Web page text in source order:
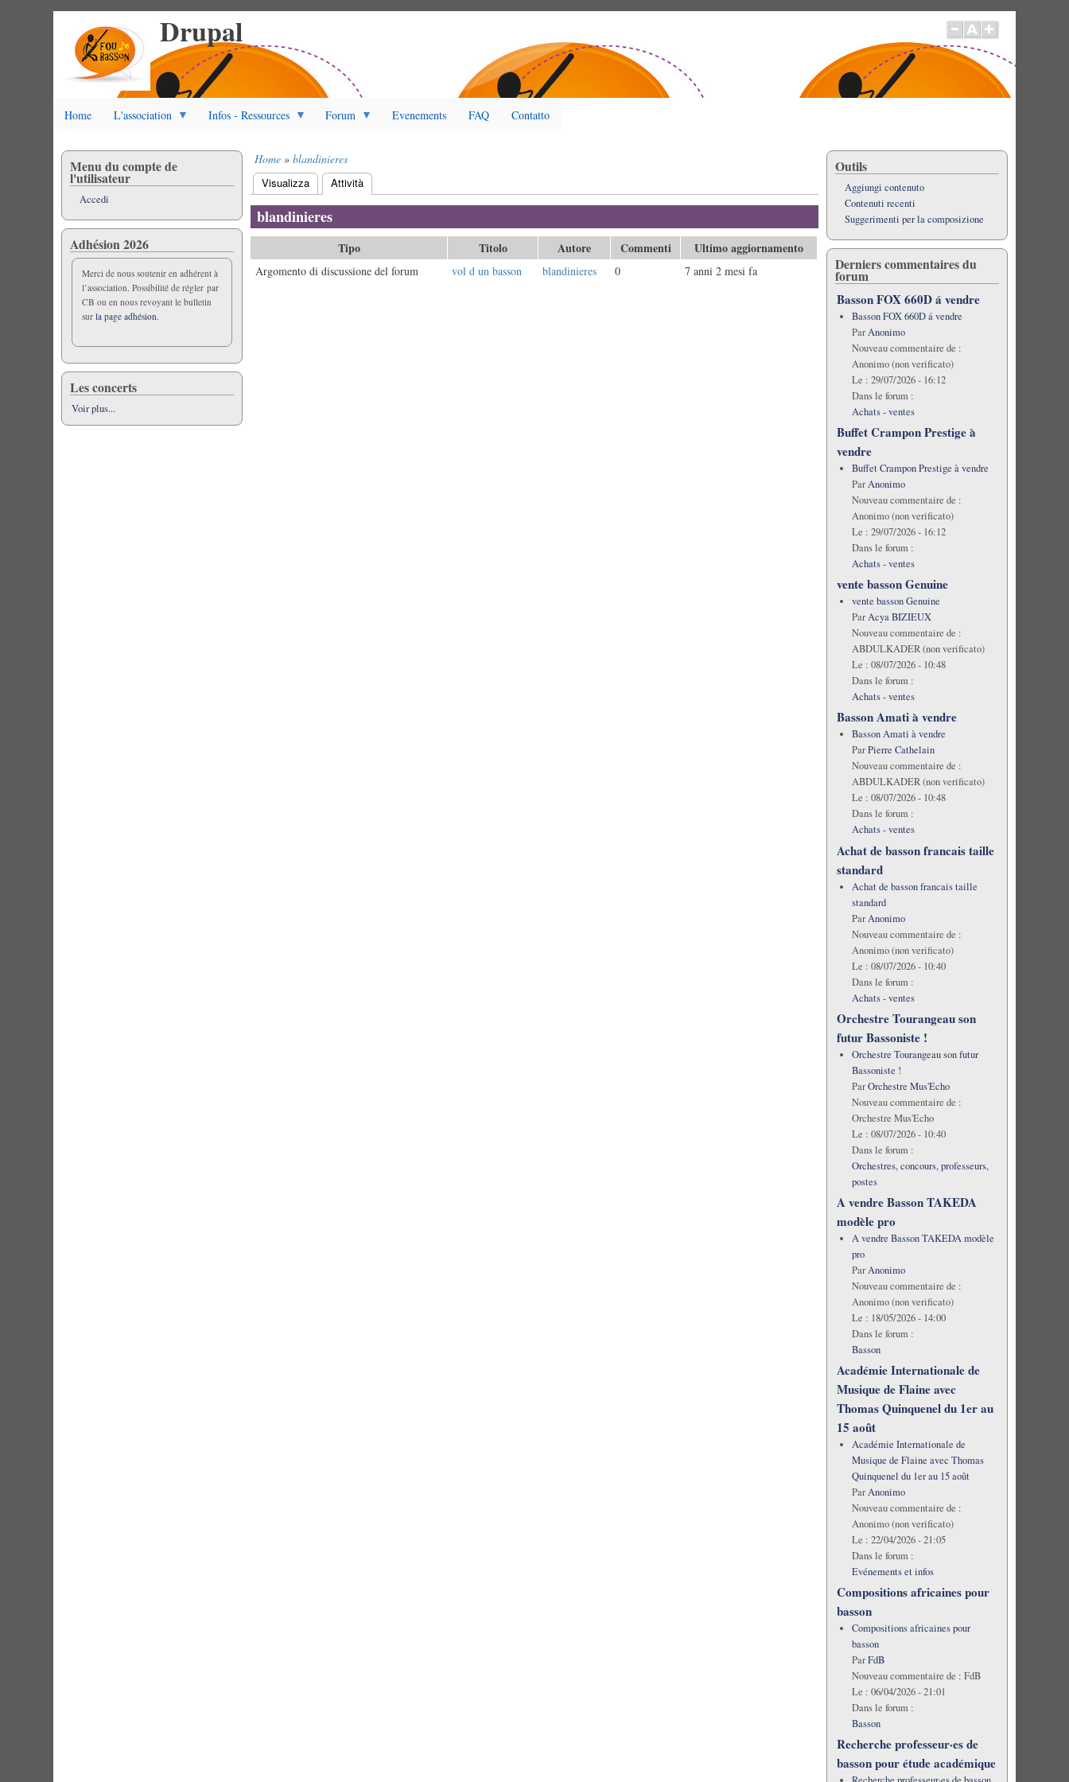
Drupal
Home L'association Infos - Ressources Forum Evenements FAQ Contatto
Briciole
di
pane
Home blandinieres
Schede
primarie
Visualizza Attività
blandinieres
Tipo Titolo Autore Commenti Ultimo aggiornamento
Argomento di discussione del forum vol d un basson blandinieres 0 7 anni 2 mesi fa
Menu du compte de
l'utilisateur
Accedi
Adhésion 2026
Merci de nous soutenir en adhérent à
l’association. Possibilité de régler par
CB ou en nous revoyant le bulletin
surla page adhésion.
Les concerts
Voir plus...
Outils
Aggiungi contenuto
Contenuti recenti
Suggerimenti per la composizione
Derniers commentaires du
forum
Basson FOX 660D á vendre
Basson FOX 660D á vendre
ParAnonimo
Nouveau commentaire de :
Anonimo (non verificato)
Le : 29/07/2026 - 16:12
Dans le forum :
Achats - ventes
Buffet Crampon Prestige à
vendre
Buffet Crampon Prestige à vendre
ParAnonimo
Nouveau commentaire de :
Anonimo (non verificato)
Le : 29/07/2026 - 16:12
Dans le forum :
Achats - ventes
vente basson Genuine
vente basson Genuine
ParAcya BIZIEUX
Nouveau commentaire de :
ABDULKADER (non verificato)
Le : 08/07/2026 - 10:48
Dans le forum :
Achats - ventes
Basson Amati à vendre
Basson Amati à vendre
ParPierre Cathelain
Nouveau commentaire de :
ABDULKADER (non verificato)
Le : 08/07/2026 - 10:48
Dans le forum :
Achats - ventes
Achat de basson francais taille
standard
Achat de basson francais taille
standard
ParAnonimo
Nouveau commentaire de :
Anonimo (non verificato)
Le : 08/07/2026 - 10:40
Dans le forum :
Achats - ventes
Orchestre Tourangeau son
futur Bassoniste !
Orchestre Tourangeau son futur
Bassoniste !
ParOrchestre Mus'Echo
Nouveau commentaire de :
Orchestre Mus'Echo
Le : 08/07/2026 - 10:40
Dans le forum :
Orchestres, concours, professeurs,
postes
A vendre Basson TAKEDA
modèle pro
A vendre Basson TAKEDA modèle
pro
ParAnonimo
Nouveau commentaire de :
Anonimo (non verificato)
Le : 18/05/2026 - 14:00
Dans le forum :
Basson
Académie Internationale de
Musique de Flaine avec
Thomas Quinquenel du 1er au
15 août
Académie Internationale de
Musique de Flaine avec Thomas
Quinquenel du 1er au 15 août
ParAnonimo
Nouveau commentaire de :
Anonimo (non verificato)
Le : 22/04/2026 - 21:05
Dans le forum :
Evénements et infos
Compositions africaines pour
basson
Compositions africaines pour
basson
ParFdB
Nouveau commentaire de : FdB
Le : 06/04/2026 - 21:01
Dans le forum :
Basson
Recherche professeur·es de
basson pour étude académique